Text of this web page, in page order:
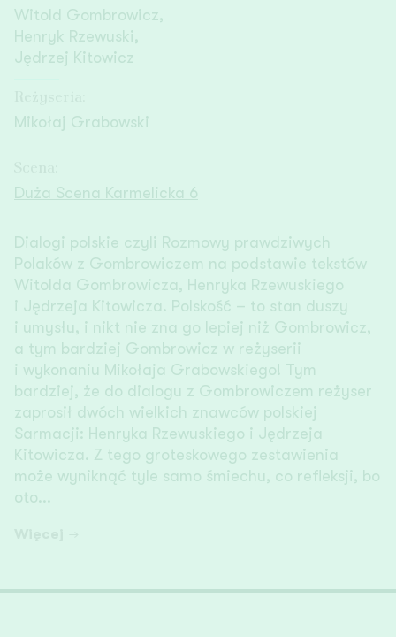
Witold Gombrowicz,
Henryk Rzewuski,
Jędrzej Kitowicz
Mikołaj Grabowski
Duża Scena Karmelicka 6
Dialogi polskie czyli Rozmowy prawdziwych
Polaków z Gombrowiczem na podstawie tekstów
Witolda Gombrowicza, Henryka Rzewuskiego
i Jędrzeja Kitowicza. Polskość – to stan duszy
i umysłu, i nikt nie zna go lepiej niż Gombrowicz,
a tym bardziej Gombrowicz w reżyserii
i wykonaniu Mikołaja Grabowskiego! Tym
bardziej, że do dialogu z Gombrowiczem reżyser
zaprosił dwóch wielkich znawców polskiej
Sarmacji: Henryka Rzewuskiego i Jędrzeja
Kitowicza. Z tego groteskowego zestawienia
może wyniknąć tyle samo śmiechu, co refleksji, bo
oto...